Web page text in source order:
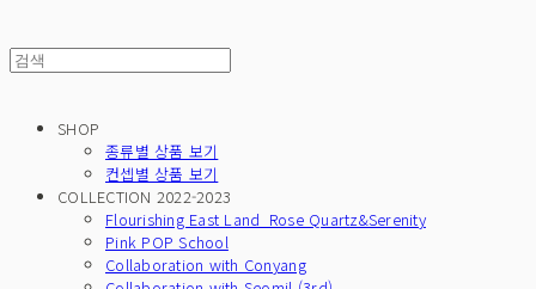
SHOP
종류별 상품 보기
컨셉별 상품 보기
COLLECTION 2022-2023
Flourishing East Land_Rose Quartz&Serenity
Pink POP School
Collaboration with Conyang